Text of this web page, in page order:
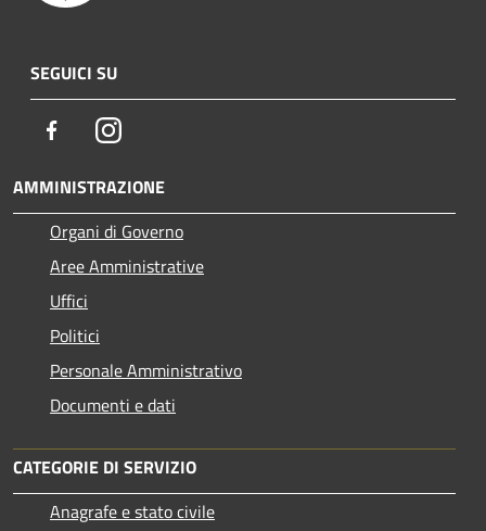
SEGUICI SU
FacebookInstagram
AMMINISTRAZIONE
Organi di Governo
Aree Amministrative
Uffici
Politici
Personale Amministrativo
Documenti e dati
CATEGORIE DI SERVIZIO
Anagrafe e stato civile